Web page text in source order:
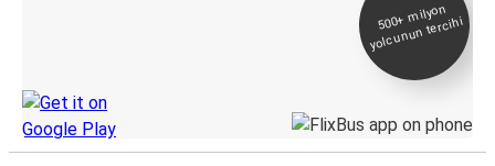
500+
milyon
yolcunun tercihi